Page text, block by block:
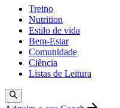
Treino
Nutrition
Estilo de vida
Bem-Estar
Comunidade
Ciência
Listas de Leitura